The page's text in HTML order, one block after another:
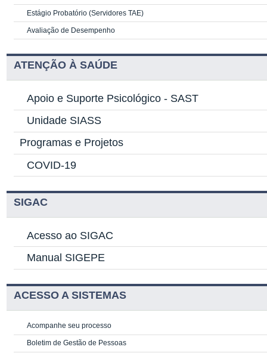
Estágio Probatório (Servidores TAE)
Avaliação de Desempenho
ATENÇÃO À SAÚDE
Apoio e Suporte Psicológico - SAST
Unidade SIASS
Programas e Projetos
COVID-19
SIGAC
Acesso ao SIGAC
Manual SIGEPE
ACESSO A SISTEMAS
Acompanhe seu processo
Boletim de Gestão de Pessoas